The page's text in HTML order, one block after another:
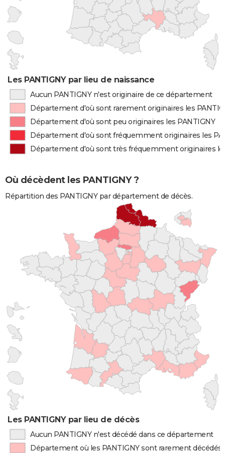
Les PANTIGNY par lieu de naissance
Aucun PANTIGNY n'est originaire de ce département
Département d'où sont rarement originaires les
Département d'où sont peu originaires les PANTIGNY
Département d'où sont fréquemment originaires les
Département d'où sont très fréquemment originaires
Où décèdent les PANTIGNY ?
Répartition des PANTIGNY par département de décès.
Les PANTIGNY par lieu de décès
Aucun PANTIGNY n'est décédé dans ce département
Département où les PANTIGNY sont rarement décédés